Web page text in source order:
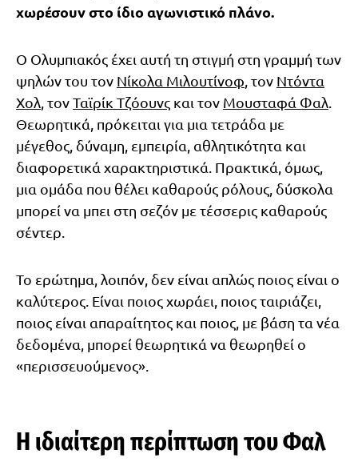
χωρέσουν στο ίδιο αγωνιστικό πλάνο.
Ο Ολυμπιακός έχει αυτή τη στιγμή στη γραμμή των
ψηλών του τον Νίκολα Μιλουτίνοφ , τον Ντόντα
Χολ , τονΤαϊρίκ Τζόουνς και τον Μουσταφά Φαλ
Θεωρητικά, πρόκειται για μια τετράδα με
μέγεθος, δύναμη, εμπειρία, αθλητικότητα και
διαφορετικά χαρακτηριστικά. Πρακτικά, όμως,
μια ομάδα που θέλει καθαρούς ρόλους, δύσκολα
μπορεί να μπει στη σεζόν με τέσσερις καθαρούς
σέντερ.
Το ερώτημα, λοιπόν, δεν είναι απλώς ποιος είναι ο
καλύτερος. Είναι ποιος χωράει, ποιος ταιριάζει,
ποιος είναι απαραίτητος και ποιος, με βάση τα νέα
δεδομένα, μπορεί θεωρητικά να θεωρηθεί ο
«περισσευούμενος».
Η ιδιαίτερη περίπτωση του Φαλ